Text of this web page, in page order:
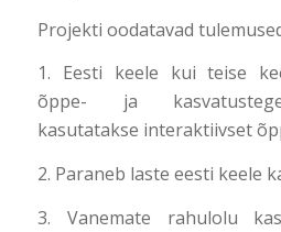
Projekti oodatavad
1. Eesti keele kui teise
õppe- ja
kasutatakse interaktiivset
2. Paraneb laste eesti keele
3. Vanemate rahulolu